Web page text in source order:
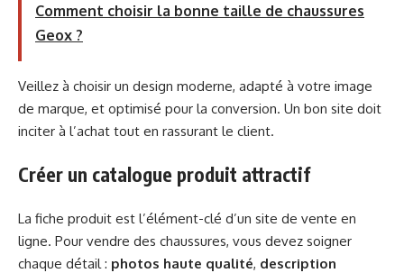
Comment choisir la bonne taille de chaussures
Geox ?
Veillez à choisir un design moderne, adapté à votre image
de marque, et optimisé pour la conversion. Un bon site doit
inciter à l’achat tout en rassurant le client.
Créer un catalogue produit attractif
La fiche produit est l’élément-clé d’un site de vente en
ligne. Pour vendre des chaussures, vous devez soigner
chaque détail : photos haute qualité, description